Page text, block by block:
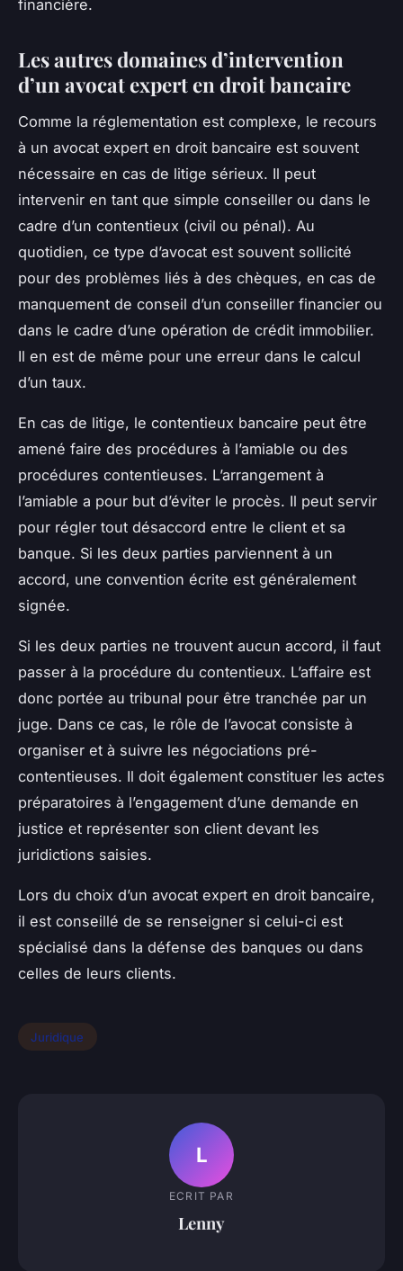
financière.
Les autres domaines d’intervention
d’un avocat expert en droit bancaire
Comme la réglementation est complexe, le recours
à un avocat expert en droit bancaire est souvent
nécessaire en cas de litige sérieux. Il peut
intervenir en tant que simple conseiller ou dans le
cadre d’un contentieux (civil ou pénal). Au
quotidien, ce type d’avocat est souvent sollicité
pour des problèmes liés à des chèques, en cas de
manquement de conseil d’un conseiller financier ou
dans le cadre d’une opération de crédit immobilier.
Il en est de même pour une erreur dans le calcul
d’un taux.
En cas de litige, le contentieux bancaire peut être
amené faire des procédures à l’amiable ou des
procédures contentieuses. L’arrangement à
l’amiable a pour but d’éviter le procès. Il peut servir
pour régler tout désaccord entre le client et sa
banque. Si les deux parties parviennent à un
accord, une convention écrite est généralement
signée.
Si les deux parties ne trouvent aucun accord, il faut
passer à la procédure du contentieux. L’affaire est
donc portée au tribunal pour être tranchée par un
juge. Dans ce cas, le rôle de l’avocat consiste à
organiser et à suivre les négociations pré-
contentieuses. Il doit également constituer les actes
préparatoires à l’engagement d’une demande en
justice et représenter son client devant les
juridictions saisies.
Lors du choix d’un avocat expert en droit bancaire,
il est conseillé de se renseigner si celui-ci est
spécialisé dans la défense des banques ou dans
celles de leurs clients.
Juridique
L
ECRIT PAR
Lenny